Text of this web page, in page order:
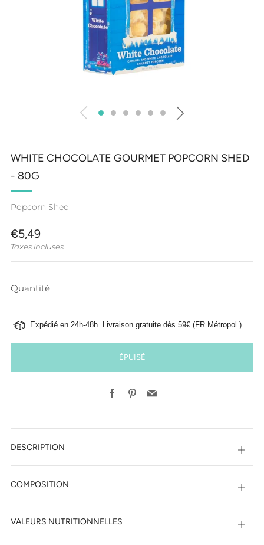
WHITE CHOCOLATE GOURMET POPCORN SHED
- 80G
Popcorn Shed
PRIX
RÉGULIER
€5,49
Taxes incluses
Quantité
Expédié en 24h-48h. Livraison gratuite dès 59€ (FR Métropol.)
ÉPUISÉ
FacebookPinterest
Email
DESCRIPTION
COMPOSITION
VALEURS NUTRITIONNELLES